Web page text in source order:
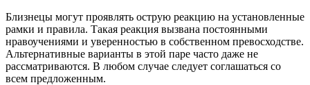
Близнецы могут проявлять острую реакцию на установленные
рамки и правила. Такая реакция вызвана постоянными
нравоучениями и уверенностью в собственном превосходстве.
Альтернативные варианты в этой паре часто даже не
рассматриваются. В любом случае следует соглашаться со
всем предложенным.